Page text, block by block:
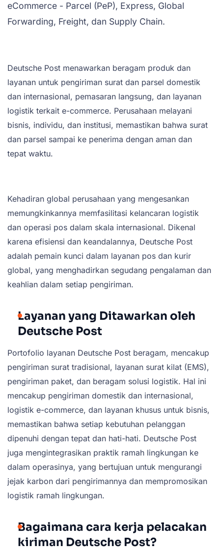
eCommerce - Parcel (PeP), Express, Global
Forwarding, Freight, dan Supply Chain.
Deutsche Post menawarkan beragam produk dan
layanan untuk pengiriman surat dan parsel domestik
dan internasional, pemasaran langsung, dan layanan
logistik terkait e-commerce. Perusahaan melayani
bisnis, individu, dan institusi, memastikan bahwa surat
dan parsel sampai ke penerima dengan aman dan
tepat waktu.
Kehadiran global perusahaan yang mengesankan
memungkinkannya memfasilitasi kelancaran logistik
dan operasi pos dalam skala internasional. Dikenal
karena efisiensi dan keandalannya, Deutsche Post
adalah pemain kunci dalam layanan pos dan kurir
global, yang menghadirkan segudang pengalaman dan
keahlian dalam setiap pengiriman.
Layanan yang Ditawarkan oleh
Deutsche Post
Portofolio layanan Deutsche Post beragam, mencakup
pengiriman surat tradisional, layanan surat kilat (EMS),
pengiriman paket, dan beragam solusi logistik. Hal ini
mencakup pengiriman domestik dan internasional,
logistik e-commerce, dan layanan khusus untuk bisnis,
memastikan bahwa setiap kebutuhan pelanggan
dipenuhi dengan tepat dan hati-hati. Deutsche Post
juga mengintegrasikan praktik ramah lingkungan ke
dalam operasinya, yang bertujuan untuk mengurangi
jejak karbon dari pengirimannya dan mempromosikan
logistik ramah lingkungan.
Bagaimana cara kerja pelacakan
kiriman Deutsche Post?